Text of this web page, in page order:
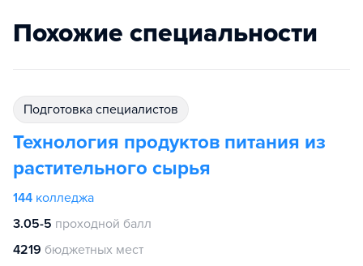
Похожие специальности
подготовка специалистов
Технология продуктов питания из
растительного сырья
144 колледжа
3.05-5 проходной балл
4219 бюджетных мест